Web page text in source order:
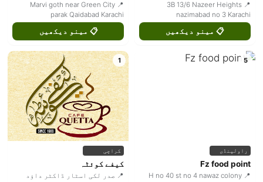
📍 3B 13/6 Nazeer Heights
nazimabad no 3 Karachi
📋 مینو دیکھیں
📍 Marvi goth near Green City
parak Qaidabad Karachi
📋 مینو دیکھیں
5
راولپنڈی
Fz food point
📍 H no 40 st no 4 nawaz colony
1
کراچی
کیفے کوئٹہ
📍 صدر لکی اسٹار ڈاکٹر داؤد